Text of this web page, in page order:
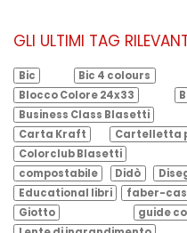
GLI ULTIMI TAG
Bic Bic 4 colours
Blocco Colore 24x33
Business Class Blasetti
Carta Kraft
Cartelletta
Colorclub Blasetti
compostabile
Didò
Educational libri
faber-
Giotto
guide